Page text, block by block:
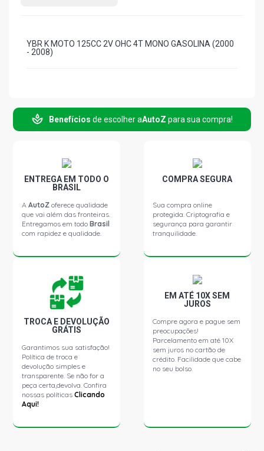
YBR K MOTO 125CC 2V OHC 4T MONO GASOLINA (2000
- 2008)
Benefícios de escolher aAutoZ para sua compra!
ENTREGA EM TODO O
BRASIL
AAutoZ oferece qualidade
que vai além das fronteiras.
Entregamos em todoBrasil
com rapidez e qualidade.
COMPRA SEGURA
Sua compra online
protegida. Criptografia e
segurança para garantir
tranquilidade.
TROCA E DEVOLUÇÃO
GRÁTIS
Garantimos sua satisfação!
Política de troca e
devolução simples e
transparente. Se não for a
peça certa,devolva. Confira
nossas políticasClicando
Aqui!
EM ATÉ 10X SEM
JUROS
Compre agora e pague sem
preocupações!
Parcelamento em até 10X
sem juros no cartão de
crédito. Facilidade que cabe
no seu bolso.